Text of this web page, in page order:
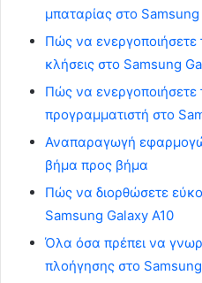
μπαταρίας στο Samsung
Πώς να
κλήσεις στο Samsung
Πώς να ενεργοποιήσετε
προγραμματιστή στο
Αναπαραγωγή
βήμα προς βήμα
Πώς να διορθώσετε
Samsung Galaxy A10
Όλα όσα πρέπει να
πλοήγησης στο